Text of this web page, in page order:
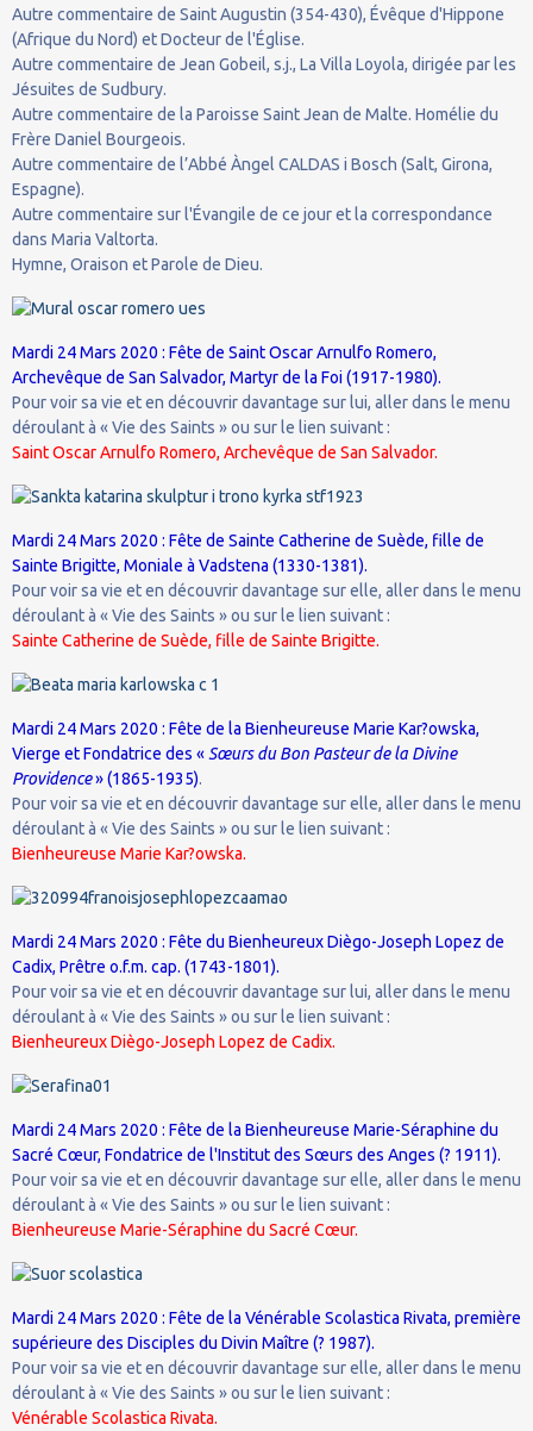
Autre commentaire de Saint Augustin (354-430), Évêque d'Hippone
(Afrique du Nord) et Docteur de l'Église.
Autre commentaire de Jean Gobeil, s.j., La Villa Loyola, dirigée par les
Jésuites de Sudbury.
Autre commentaire de la Paroisse Saint Jean de Malte. Homélie du
Frère Daniel Bourgeois.
Autre commentaire de l’Abbé Àngel CALDAS i Bosch (Salt, Girona,
Espagne).
Autre commentaire sur l'Évangile de ce jour et la correspondance
dans Maria Valtorta.
Hymne, Oraison et Parole de Dieu.
Mardi 24 Mars 2020 : Fête de Saint Oscar Arnulfo Romero,
Archevêque de San Salvador, Martyr de la Foi (1917-1980).
Pour voir sa vie et en découvrir davantage sur lui, aller dans le menu
déroulant à « Vie des Saints » ou sur le lien suivant :
Saint Oscar Arnulfo Romero, Archevêque de San Salvador.
Mardi 24 Mars 2020 : Fête de Sainte Catherine de Suède, fille de
Sainte Brigitte, Moniale à Vadstena (1330-1381).
Pour voir sa vie et en découvrir davantage sur elle, aller dans le menu
déroulant à « Vie des Saints » ou sur le lien suivant :
Sainte Catherine de Suède, fille de Sainte Brigitte.
Mardi 24 Mars 2020 : Fête de la Bienheureuse Marie Kar?owska,
Vierge et Fondatrice des « Sœurs du Bon Pasteur de la Divine
Providence» (1865-1935).
Pour voir sa vie et en découvrir davantage sur elle, aller dans le menu
déroulant à « Vie des Saints » ou sur le lien suivant :
Bienheureuse Marie Kar?owska.
Mardi 24 Mars 2020 : Fête du Bienheureux Diègo-Joseph Lopez de
Cadix, Prêtre o.f.m. cap. (1743-1801).
Pour voir sa vie et en découvrir davantage sur lui, aller dans le menu
déroulant à « Vie des Saints » ou sur le lien suivant :
Bienheureux Diègo-Joseph Lopez de Cadix.
Mardi 24 Mars 2020 : Fête de la Bienheureuse Marie-Séraphine du
Sacré Cœur, Fondatrice de l'Institut des Sœurs des Anges (? 1911).
Pour voir sa vie et en découvrir davantage sur elle, aller dans le menu
déroulant à « Vie des Saints » ou sur le lien suivant :
Bienheureuse Marie-Séraphine du Sacré Cœur.
Mardi 24 Mars 2020 : Fête de la Vénérable Scolastica Rivata, première
supérieure des Disciples du Divin Maître (? 1987).
Pour voir sa vie et en découvrir davantage sur elle, aller dans le menu
déroulant à « Vie des Saints » ou sur le lien suivant :
Vénérable Scolastica Rivata.